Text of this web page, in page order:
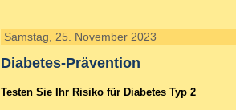
Samstag, 25. November 2023
Diabetes-Prävention
Testen Sie Ihr Risiko für Diabetes Typ 2